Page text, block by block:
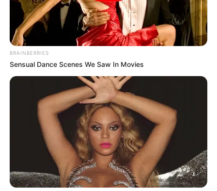
BRAINBERRIES
Sensual Dance Scenes We Saw In Movies